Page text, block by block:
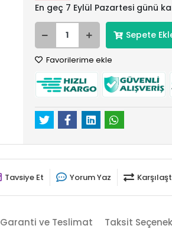
En geç 7 Eylül Pazartesi günü
Sepete
Favorilerime ekle
Tavsiye Et Yorum Yaz
Garanti ve Teslimat Taksit